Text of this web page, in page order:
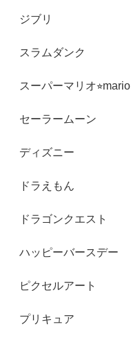
ジブリ
スラムダンク
スーパーマリオ⭐︎mario
セーラームーン
ディズニー
ドラえもん
ドラゴンクエスト
ハッピーバースデー
ピクセルアート
プリキュア